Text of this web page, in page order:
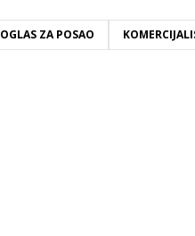
OGLAS ZA POSAO